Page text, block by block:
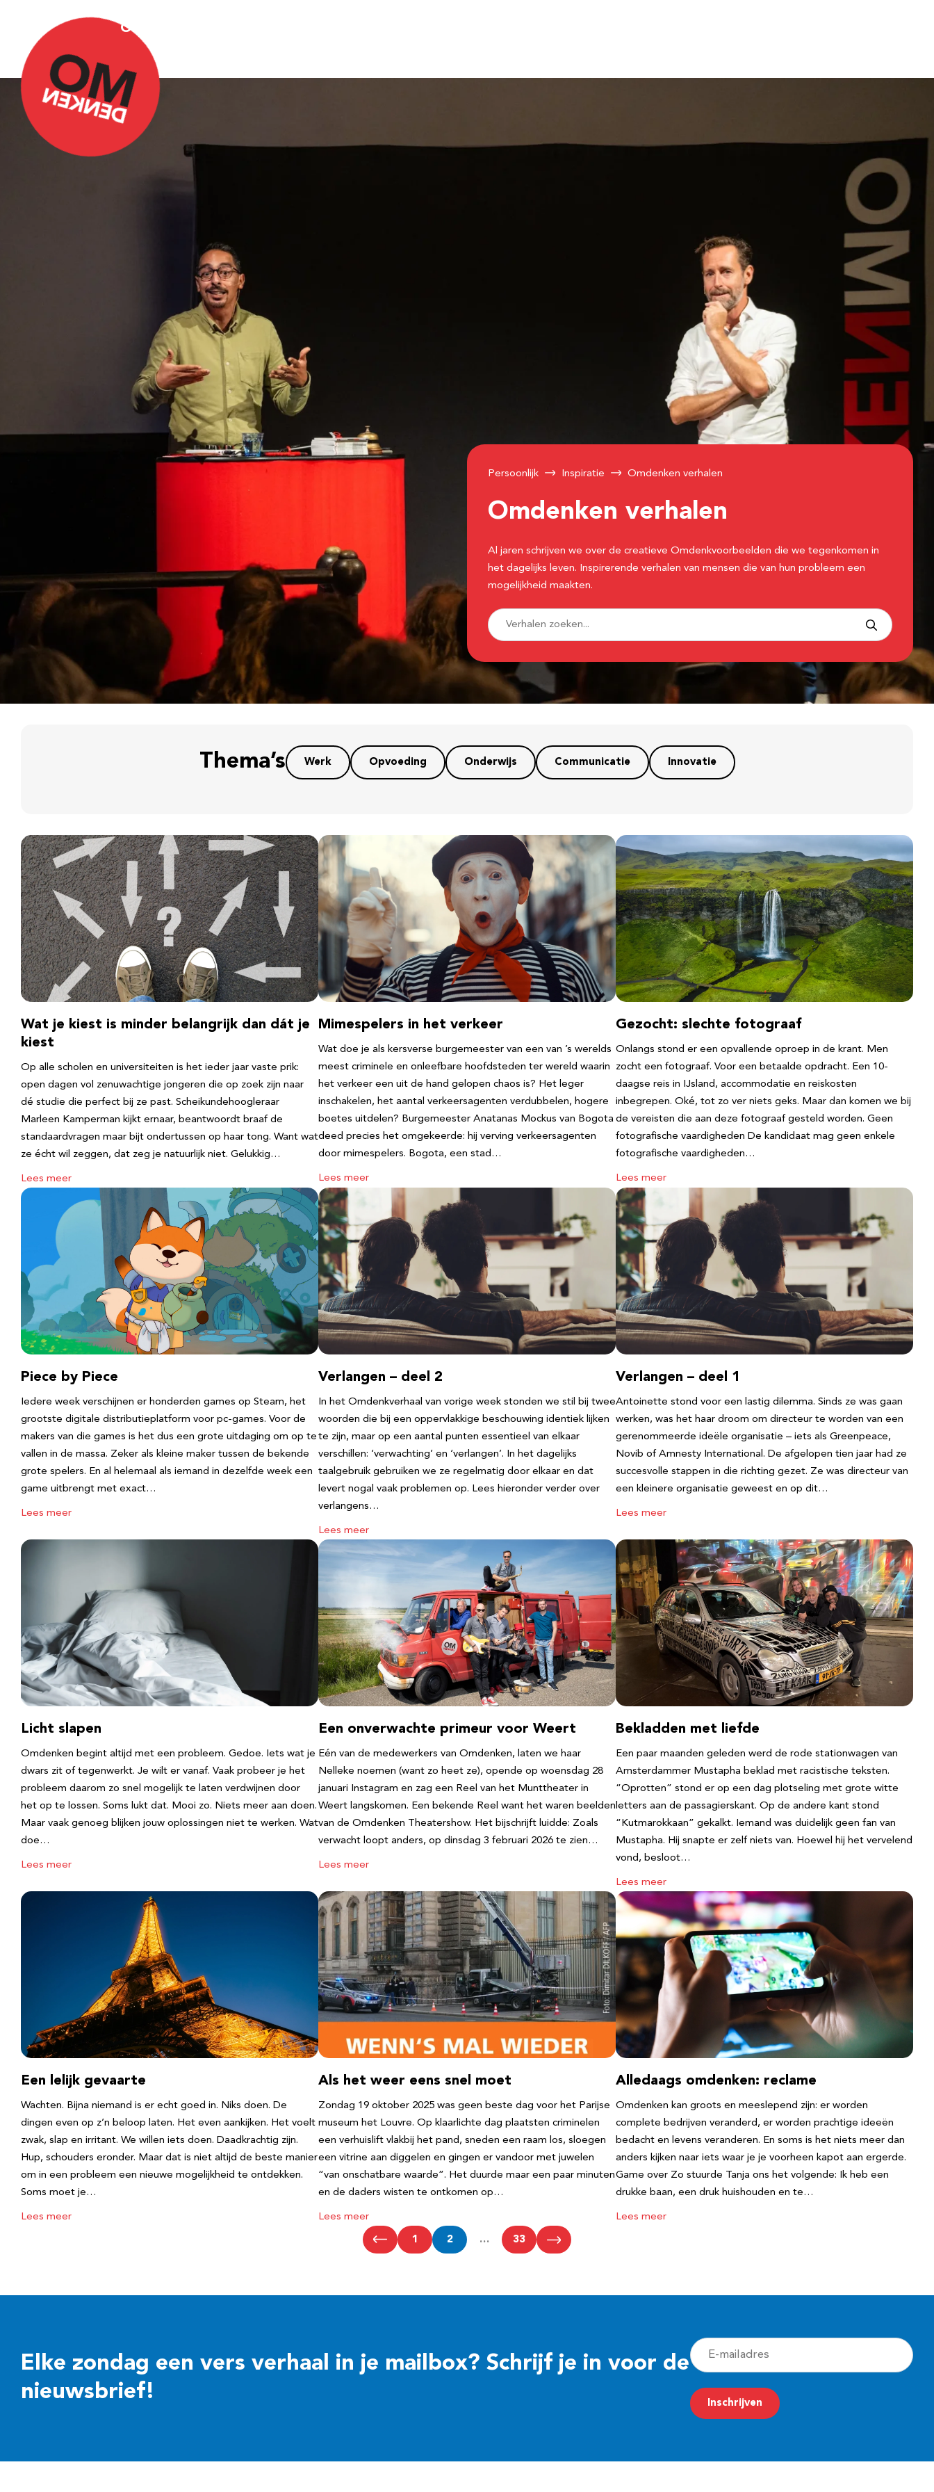
Over Omdenken
Persoonlijk Inspiratie Omdenken verhalen
Omdenken verhalen
Al jaren schrijven we over de creatieve Omdenkvoorbeelden die we tegenkomen in
het dagelijks leven. Inspirerende verhalen van mensen die van hun probleem een
mogelijkheid maakten.
Thema’s Werk Opvoeding Onderwijs Communicatie Innovatie
Wat je kiest is minder belangrijk dan dát je
kiest
Op alle scholen en universiteiten is het ieder jaar vaste prik:
open dagen vol zenuwachtige jongeren die op zoek zijn naar
dé studie die perfect bij ze past. Scheikundehoogleraar
Marleen Kamperman kijkt ernaar, beantwoordt braaf de
standaardvragen maar bijt ondertussen op haar tong. Want wat
ze écht wil zeggen, dat zeg je natuurlijk niet. Gelukkig…
Lees meer
Mimespelers in het verkeer
Wat doe je als kersverse burgemeester van een van ’s werelds
meest criminele en onleefbare hoofdsteden ter wereld waarin
het verkeer een uit de hand gelopen chaos is? Het leger
inschakelen, het aantal verkeersagenten verdubbelen, hogere
boetes uitdelen? Burgemeester Anatanas Mockus van Bogota
deed precies het omgekeerde: hij verving verkeersagenten
door mimespelers. Bogota, een stad…
Lees meer
Gezocht: slechte fotograaf
Onlangs stond er een opvallende oproep in de krant. Men
zocht een fotograaf. Voor een betaalde opdracht. Een 10-
daagse reis in IJsland, accommodatie en reiskosten
inbegrepen. Oké, tot zo ver niets geks. Maar dan komen we bij
de vereisten die aan deze fotograaf gesteld worden. Geen
fotografische vaardigheden De kandidaat mag geen enkele
fotografische vaardigheden…
Lees meer
Piece by Piece
Iedere week verschijnen er honderden games op Steam, het
grootste digitale distributieplatform voor pc-games. Voor de
makers van die games is het dus een grote uitdaging om op te
vallen in de massa. Zeker als kleine maker tussen de bekende
grote spelers. En al helemaal als iemand in dezelfde week een
game uitbrengt met exact…
Lees meer
Verlangen – deel 2
In het Omdenkverhaal van vorige week stonden we stil bij twee
woorden die bij een oppervlakkige beschouwing identiek lijken
te zijn, maar op een aantal punten essentieel van elkaar
verschillen: ‘verwachting’ en ‘verlangen’. In het dagelijks
taalgebruik gebruiken we ze regelmatig door elkaar en dat
levert nogal vaak problemen op. Lees hieronder verder over
verlangens…
Lees meer
Verlangen – deel 1
Antoinette stond voor een lastig dilemma. Sinds ze was gaan
werken, was het haar droom om directeur te worden van een
gerenommeerde ideële organisatie – iets als Greenpeace,
Novib of Amnesty International. De afgelopen tien jaar had ze
succesvolle stappen in die richting gezet. Ze was directeur van
een kleinere organisatie geweest en op dit…
Lees meer
Licht slapen
Omdenken begint altijd met een probleem. Gedoe. Iets wat je
dwars zit of tegenwerkt. Je wilt er vanaf. Vaak probeer je het
probleem daarom zo snel mogelijk te laten verdwijnen door
het op te lossen. Soms lukt dat. Mooi zo. Niets meer aan doen.
Maar vaak genoeg blijken jouw oplossingen niet te werken. Wat
doe…
Lees meer
Een onverwachte primeur voor Weert
Eén van de medewerkers van Omdenken, laten we haar
Nelleke noemen (want zo heet ze), opende op woensdag 28
januari Instagram en zag een Reel van het Munttheater in
Weert langskomen. Een bekende Reel want het waren beelden
van de Omdenken Theatershow. Het bijschrijft luidde: Zoals
verwacht loopt anders, op dinsdag 3 februari 2026 te zien…
Lees meer
Bekladden met liefde
Een paar maanden geleden werd de rode stationwagen van
Amsterdammer Mustapha beklad met racistische teksten.
“Oprotten” stond er op een dag plotseling met grote witte
letters aan de passagierskant. Op de andere kant stond
“Kutmarokkaan” gekalkt. Iemand was duidelijk geen fan van
Mustapha. Hij snapte er zelf niets van. Hoewel hij het vervelend
vond, besloot…
Lees meer
Een lelijk gevaarte
Wachten. Bijna niemand is er echt goed in. Niks doen. De
dingen even op z’n beloop laten. Het even aankijken. Het voelt
zwak, slap en irritant. We willen iets doen. Daadkrachtig zijn.
Hup, schouders eronder. Maar dat is niet altijd de beste manier
om in een probleem een nieuwe mogelijkheid te ontdekken.
Soms moet je…
Lees meer
Als het weer eens snel moet
Zondag 19 oktober 2025 was geen beste dag voor het Parijse
museum het Louvre. Op klaarlichte dag plaatsten criminelen
een verhuislift vlakbij het pand, sneden een raam los, sloegen
een vitrine aan diggelen en gingen er vandoor met juwelen
“van onschatbare waarde”. Het duurde maar een paar minuten
en de daders wisten te ontkomen op…
Lees meer
Alledaags omdenken: reclame
Omdenken kan groots en meeslepend zijn: er worden
complete bedrijven veranderd, er worden prachtige ideeën
bedacht en levens veranderen. En soms is het niets meer dan
anders kijken naar iets waar je je voorheen kapot aan ergerde.
Game over Zo stuurde Tanja ons het volgende: Ik heb een
drukke baan, een druk huishouden en te…
Lees meer
1 2 … 33
Elke zondag een vers verhaal in je mailbox? Schrijf je in voor de
nieuwsbrief!
E
-
m
a
Inschrijven